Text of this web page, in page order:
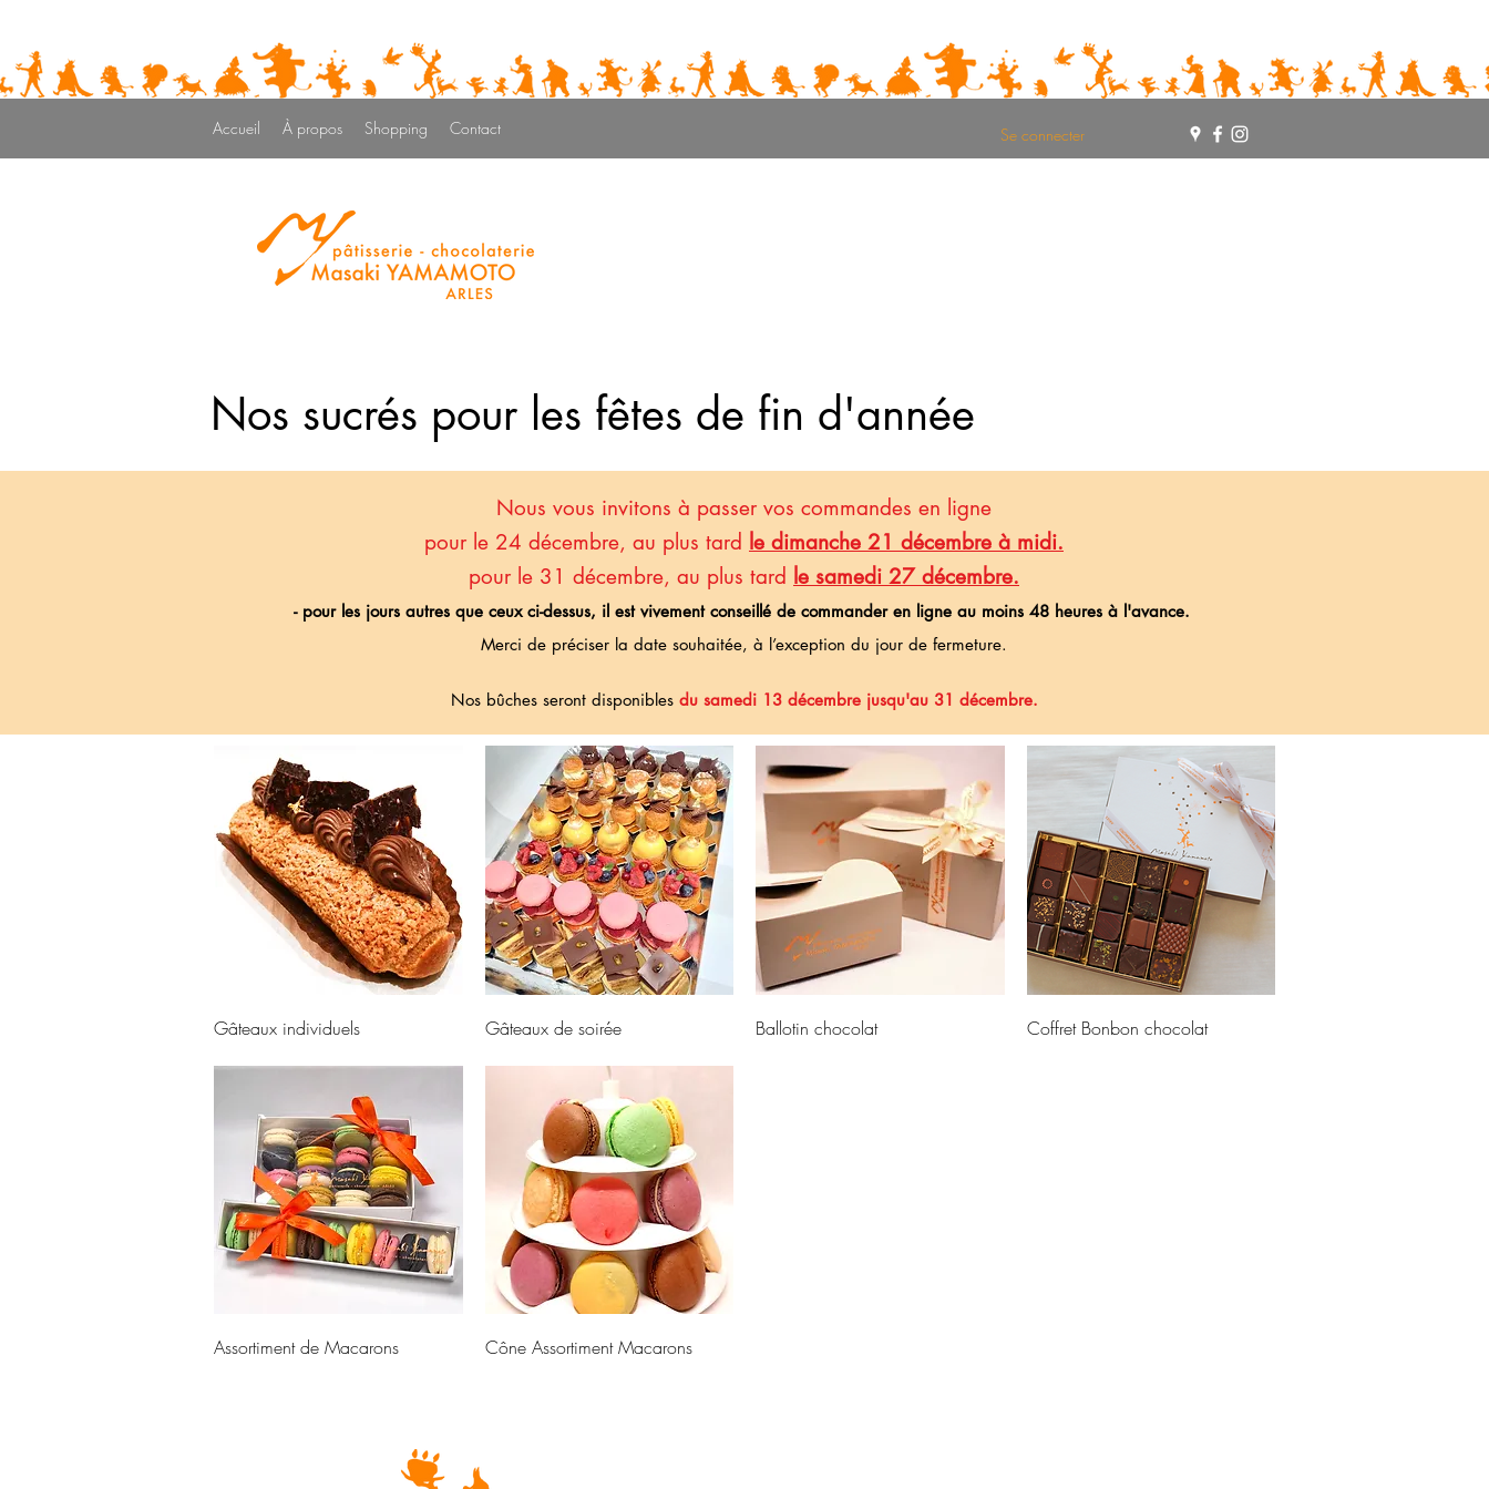
Accueil À propos Shopping Contact Se connecter
Nos sucrés pour les fêtes de fin d'année
Nous vous invitons à passer vos commandes en ligne
pour le 24 décembre, au plus tard le dimanche 21 décembre à midi.
pour le 31 décembre, au plus tard le samedi 27 décembre.
- pour les jours autres que ceux ci-dessus, il est vivement conseillé de commander en ligne au moins 48 heures à l'avance.
Merci de préciser la date souhaitée, à l’exception du jour de fermeture.
Nos bûches seront disponiblesdu samedi 13 décembre jusqu'au 31 décembre.
Aperçu rapide
Gâteaux individuels Aperçu rapide
Gâteaux de soirée Aperçu rapide
Ballotin chocolat Aperçu rapide
Coffret Bonbon chocolat
Aperçu rapide
Assortiment de Macarons Aperçu rapide
Cône Assortiment Macarons